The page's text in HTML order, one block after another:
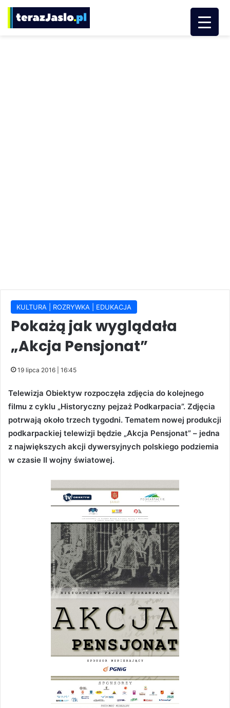
KULTURA | ROZRYWKA | EDUKACJA
Pokażą jak wyglądała
„Akcja Pensjonat”
19 lipca 2016 | 16:45
Telewizja Obiektyw rozpoczęła zdjęcia do kolejnego
filmu z cyklu „Historyczny pejzaż Podkarpacia”. Zdjęcia
potrwają około trzech tygodni. Tematem nowej produkcji
podkarpackiej telewizji będzie „Akcja Pensjonat” – jedna
z największych akcji dywersyjnych polskiego podziemia
w czasie II wojny światowej.